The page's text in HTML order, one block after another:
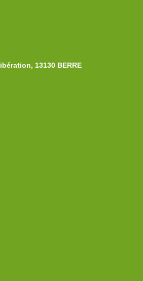
13130 BERRE